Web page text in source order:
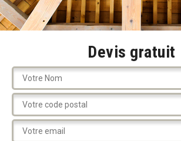
Devis gratuit